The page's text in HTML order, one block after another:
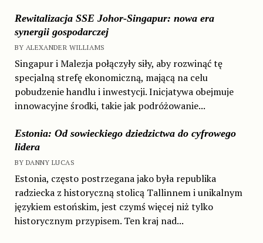
Rewitalizacja SSE Johor-Singapur: nowa era
synergii gospodarczej
BY ALEXANDER WILLIAMS
Singapur i Malezja połączyły siły, aby rozwinąć tę
specjalną strefę ekonomiczną, mającą na celu
pobudzenie handlu i inwestycji. Inicjatywa obejmuje
innowacyjne środki, takie jak podróżowanie...
Estonia: Od sowieckiego dziedzictwa do cyfrowego
lidera
BY DANNY LUCAS
Estonia, często postrzegana jako była republika
radziecka z historyczną stolicą Tallinnem i unikalnym
językiem estońskim, jest czymś więcej niż tylko
historycznym przypisem. Ten kraj nad...